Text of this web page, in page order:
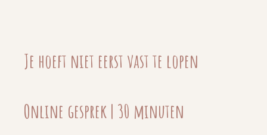
Je hoeft niet eerst vast te lopen
Online gesprek | 30 minuten